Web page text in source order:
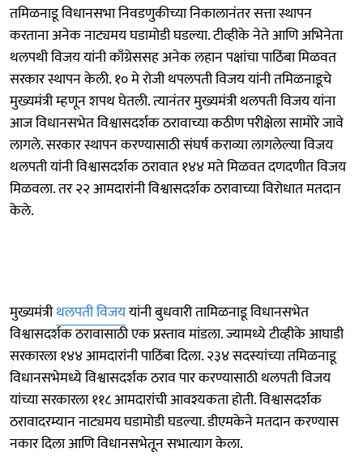
तमिळनाडू विधानसभा निवडणुकीच्या निकालानंतर सत्ता स्थापन
करताना अनेक नाट्यमय घडामोडी घडल्या. टीव्हीके नेते आणि अभिनेता
थलपथी विजय यांनी काँग्रेससह अनेक लहान पक्षांचा पाठिंबा मिळवत
सरकार स्थापन केली. १० मे रोजी थपलपती विजय यांनी तमिळनाडूचे
मुख्यमंत्री म्हणून शपथ घेतली. त्यानंतर मुख्यमंत्री थलपती विजय यांना
आज विधानसभेत विश्वासदर्शक ठरावाच्या कठीण परीक्षेला सामोरे जावे
लागले. सरकार स्थापन करण्यासाठी संघर्ष कराव्या लागलेल्या विजय
थलपती यांनी विश्वासदर्शक ठरावात १४४ मते मिळवत दणदणीत विजय
मिळवला. तर २२ आमदारांनी विश्वासदर्शक ठरावाच्या विरोधात मतदान
केले.
मुख्यमंत्रीथलपती विजययांनी बुधवारी तामिळनाडू विधानसभेत
विश्वासदर्शक ठरावासाठी एक प्रस्ताव मांडला. ज्यामध्ये टीव्हीके आघाडी
सरकारला १४४ आमदारांनी पाठिंबा दिला. २३४ सदस्यांच्या तमिळनाडू
विधानसभेमध्ये विश्वासदर्शक ठराव पार करण्यासाठी थलपती विजय
यांच्या सरकारला ११८ आमदारांची आवश्यकता होती. विश्वासदर्शक
ठरावादरम्यान नाट्यमय घडामोडी घडल्या. डीएमकेने मतदान करण्यास
नकार दिला आणि विधानसभेतून सभात्याग केला.